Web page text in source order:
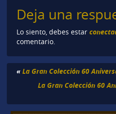
Deja una
Lo siento, debes estar
comentario.
« La Gran Colección 60
La Gran Colección 60